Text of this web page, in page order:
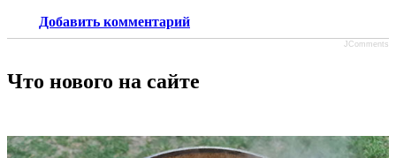
Добавить комментарий
JComments
Что нового на сайте